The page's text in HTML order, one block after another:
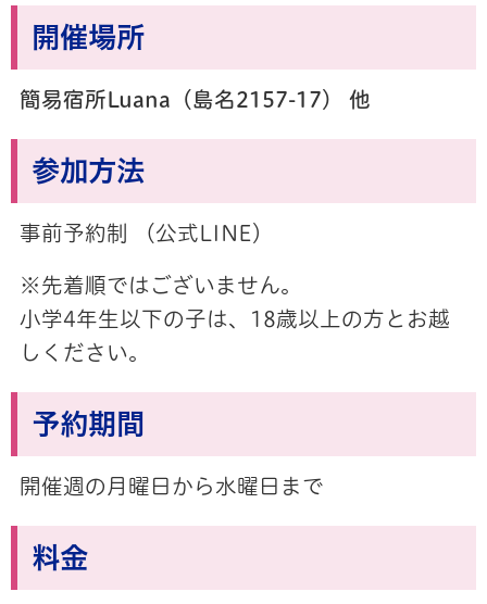
開催場所
簡易宿所Luana（島名2157-17） 他
参加方法
事前予約制 （公式LINE）
※先着順ではございません。
小学4年生以下の子は、18歳以上の方とお越
しください。
予約期間
開催週の月曜日から水曜日まで
料金